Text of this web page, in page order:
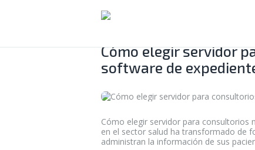
Cómo elegir servidor
software de
Cómo elegir servidor para consultorios
en el sector salud ha transformado de
administran la información de sus